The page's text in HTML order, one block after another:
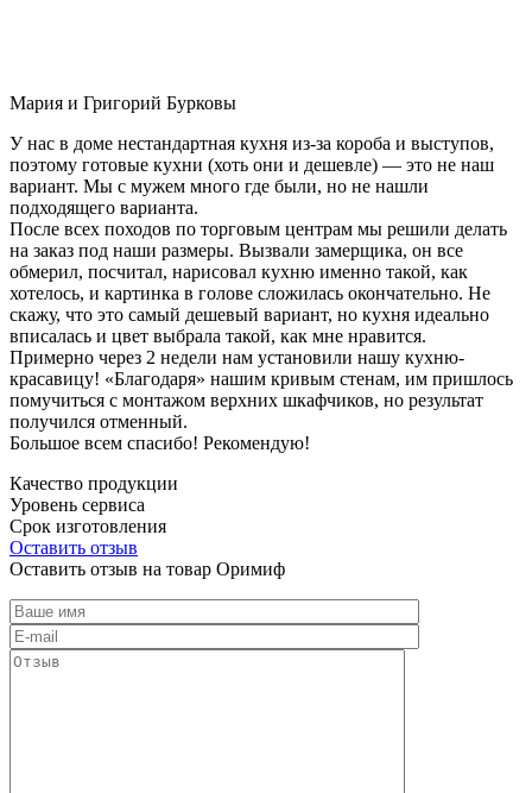
Мария и Григорий Бурковы
У нас в доме нестандартная кухня из-за короба и выступов,
поэтому готовые кухни (хоть они и дешевле) — это не наш
вариант. Мы с мужем много где были, но не нашли
подходящего варианта.
После всех походов по торговым центрам мы решили делать
на заказ под наши размеры. Вызвали замерщика, он все
обмерил, посчитал, нарисовал кухню именно такой, как
хотелось, и картинка в голове сложилась окончательно. Не
скажу, что это самый дешевый вариант, но кухня идеально
вписалась и цвет выбрала такой, как мне нравится.
Примерно через 2 недели нам установили нашу кухню-
красавицу! «Благодаря» нашим кривым стенам, им пришлось
помучиться с монтажом верхних шкафчиков, но результат
получился отменный.
Большое всем спасибо! Рекомендую!
Качество продукции
Уровень сервиса
Срок изготовления
Оставить отзыв
Оставить отзыв на товар Оримиф